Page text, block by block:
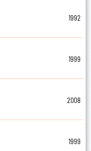
1992
1999
2008
1999